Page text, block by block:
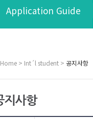
Application Guide
Home > Int´l student > 공지사항